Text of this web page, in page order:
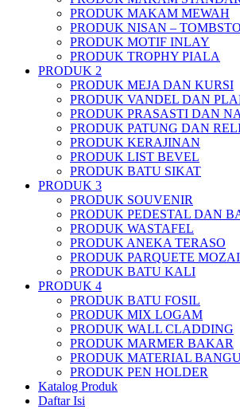
PRODUK MAKAM MEWAH
PRODUK NISAN –
PRODUK MOTIF INLAY
PRODUK TROPHY PIALA
PRODUK 2
PRODUK MEJA DAN KURSI
PRODUK VANDEL DAN
PRODUK PRASASTI DAN
PRODUK PATUNG DAN
PRODUK KERAJINAN
PRODUK LIST BEVEL
PRODUK BATU SIKAT
PRODUK 3
PRODUK SOUVENIR
PRODUK PEDESTAL DAN
PRODUK WASTAFEL
PRODUK ANEKA TERASO
PRODUK PARQUETE
PRODUK BATU KALI
PRODUK 4
PRODUK BATU FOSIL
PRODUK MIX LOGAM
PRODUK WALL CLADDING
PRODUK MARMER BAKAR
PRODUK MATERIAL
PRODUK PEN HOLDER
Katalog Produk
Daftar Isi